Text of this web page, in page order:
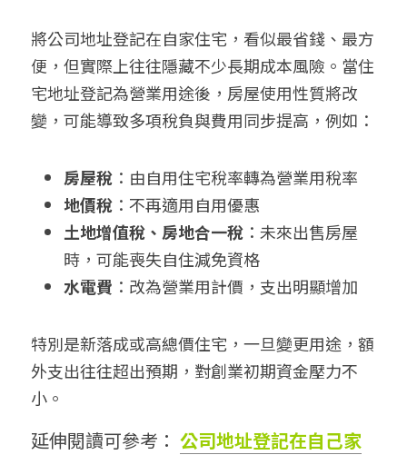
將公司地址登記在自家住宅，看似最省錢、最方
便，但實際上往往隱藏不少長期成本風險。當住
宅地址登記為營業用途後，房屋使用性質將改
變，可能導致多項稅負與費用同步提高，例如：
房屋稅 ：由自用住宅稅率轉為營業用稅率
地價稅 ：不再適用自用優惠
土地增值稅、房地合一稅 ：未來出售房屋
時，可能喪失自住減免資格
水電費 ：改為營業用計價，支出明顯增加
特別是新落成或高總價住宅，一旦變更用途，額
外支出往往超出預期，對創業初期資金壓力不
小。
延伸閱讀可參考： 公司地址登記在自己家